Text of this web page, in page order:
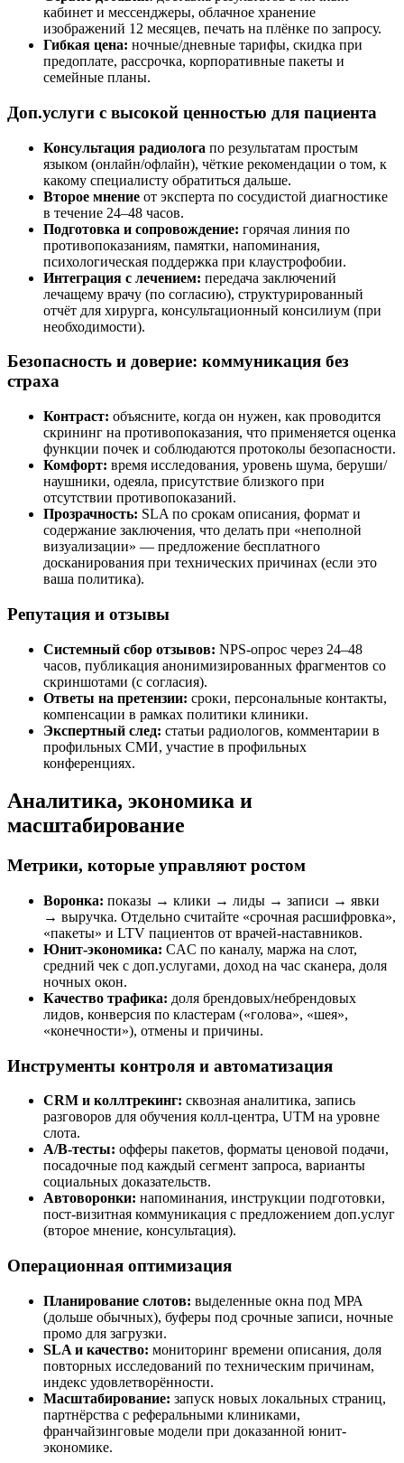
кабинет и мессенджеры, облачное хранение
изображений 12 месяцев, печать на плёнке по запросу.
Гибкая цена: ночные/дневные тарифы, скидка при
предоплате, рассрочка, корпоративные пакеты и
семейные планы.
Доп.услуги с высокой ценностью для пациента
Консультация радиолога по результатам простым
языком (онлайн/офлайн), чёткие рекомендации о том, к
какому специалисту обратиться дальше.
Второе мнение от эксперта по сосудистой диагностике
в течение 24–48 часов.
Подготовка и сопровождение: горячая линия по
противопоказаниям, памятки, напоминания,
психологическая поддержка при клаустрофобии.
Интеграция с лечением: передача заключений
лечащему врачу (по согласию), структурированный
отчёт для хирурга, консультационный консилиум (при
необходимости).
Безопасность и доверие: коммуникация без
страха
Контраст: объясните, когда он нужен, как проводится
скрининг на противопоказания, что применяется оценка
функции почек и соблюдаются протоколы безопасности.
Комфорт: время исследования, уровень шума, беруши/
наушники, одеяла, присутствие близкого при
отсутствии противопоказаний.
Прозрачность: SLA по срокам описания, формат и
содержание заключения, что делать при «неполной
визуализации» — предложение бесплатного
досканирования при технических причинах (если это
ваша политика).
Репутация и отзывы
Системный сбор отзывов: NPS-опрос через 24–48
часов, публикация анонимизированных фрагментов со
скриншотами (с согласия).
Ответы на претензии: сроки, персональные контакты,
компенсации в рамках политики клиники.
Экспертный след: статьи радиологов, комментарии в
профильных СМИ, участие в профильных
конференциях.
Аналитика, экономика и
масштабирование
Метрики, которые управляют ростом
Воронка: показы → клики → лиды → записи → явки
→ выручка. Отдельно считайте «срочная расшифровка»,
«пакеты» и LTV пациентов от врачей-наставников.
Юнит-экономика: CAC по каналу, маржа на слот,
средний чек с доп.услугами, доход на час сканера, доля
ночных окон.
Качество трафика: доля брендовых/небрендовых
лидов, конверсия по кластерам («голова», «шея»,
«конечности»), отмены и причины.
Инструменты контроля и автоматизация
CRM и коллтрекинг: сквозная аналитика, запись
разговоров для обучения колл-центра, UTM на уровне
слота.
A/B‑тесты: офферы пакетов, форматы ценовой подачи,
посадочные под каждый сегмент запроса, варианты
социальных доказательств.
Автоворонки: напоминания, инструкции подготовки,
пост-визитная коммуникация с предложением доп.услуг
(второе мнение, консультация).
Операционная оптимизация
Планирование слотов: выделенные окна под МРА
(дольше обычных), буферы под срочные записи, ночные
промо для загрузки.
SLA и качество: мониторинг времени описания, доля
повторных исследований по техническим причинам,
индекс удовлетворённости.
Масштабирование: запуск новых локальных страниц,
партнёрства с реферальными клиниками,
франчайзинговые модели при доказанной юнит-
экономике.